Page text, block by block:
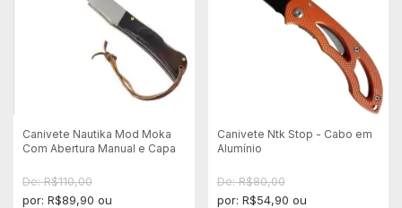
Canivete Nautika Mod Moka
Com Abertura Manual e Capa
De: R$110,00
por: R$89,90 ou
Canivete Ntk Stop - Cabo em
Alumínio
De: R$80,00
por: R$54,90 ou